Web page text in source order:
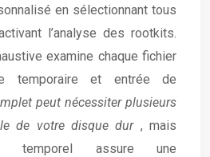
en sélectionnant tous
l’analyse des rootkits.
examine chaque fichier
temporaire et entrée de
peut nécessiter plusieurs
de votre disque dur , mais
temporel assure une